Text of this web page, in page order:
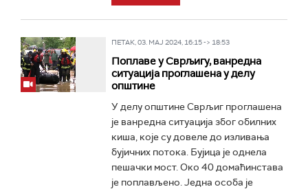
ПЕТАК, 03. МАЈ 2024, 16:15 -> 18:53
Поплаве у Сврљигу, ванредна
ситуација проглашена у делу
општине
У делу општине Сврљиг проглашена
је ванредна ситуација због обилних
киша, које су довеле до изливања
бујичних потока. Бујица је однела
пешачки мост. Око 40 домаћинстава
је поплављено. Једна особа је